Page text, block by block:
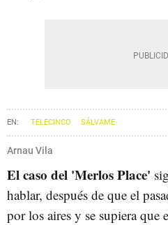
TELECINCO SÁLVAME
Arnau Vila
El caso del 'Merlos Place'
hablar, después de que el
por los aires y se supiera que